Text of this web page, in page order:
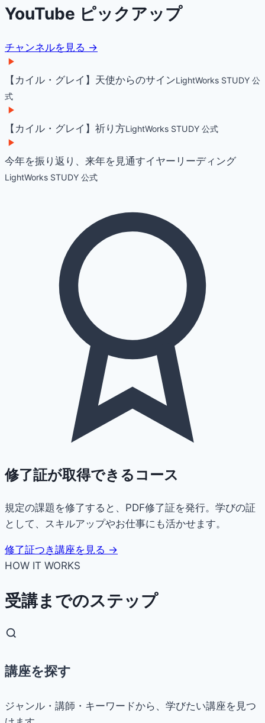
YouTube ピックアップ
チャンネルを見る →
【カイル・グレイ】天使からのサインLightWorks STUDY 公
式
【カイル・グレイ】祈り方LightWorks STUDY 公式
今年を振り返り、来年を見通すイヤーリーディング
LightWorks STUDY 公式
修了証が取得できるコース
規定の課題を修了すると、PDF修了証を発行。学びの証
として、スキルアップやお仕事にも活かせます。
修了証つき講座を見る →
HOW IT WORKS
受講までのステップ
講座を探す
ジャンル・講師・キーワードから、学びたい講座を見つ